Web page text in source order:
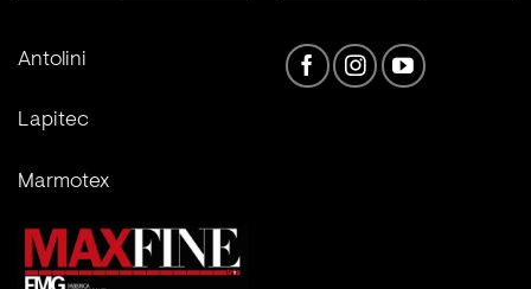
Antolini
Lapitec
Marmotex